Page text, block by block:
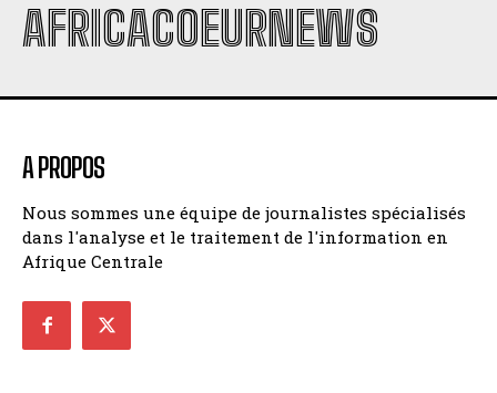
AFRICACOEURNEWS
A PROPOS
Nous sommes une équipe de journalistes spécialisés
dans l'analyse et le traitement de l'information en
Afrique Centrale